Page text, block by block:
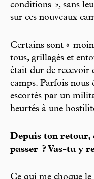
conditions », sans
sur ces nouveaux
Certains sont «
tous, grillagés et
était dur de recevoir
camps. Parfois nous
escortés par un
heurtés à une
Depuis ton retour,
passer ? Vas-tu y